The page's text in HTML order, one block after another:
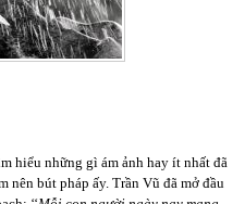
hiểu những gì ám ảnh hay ít nhất đã
nên bút pháp ấy. Trần Vũ đã mở đầu